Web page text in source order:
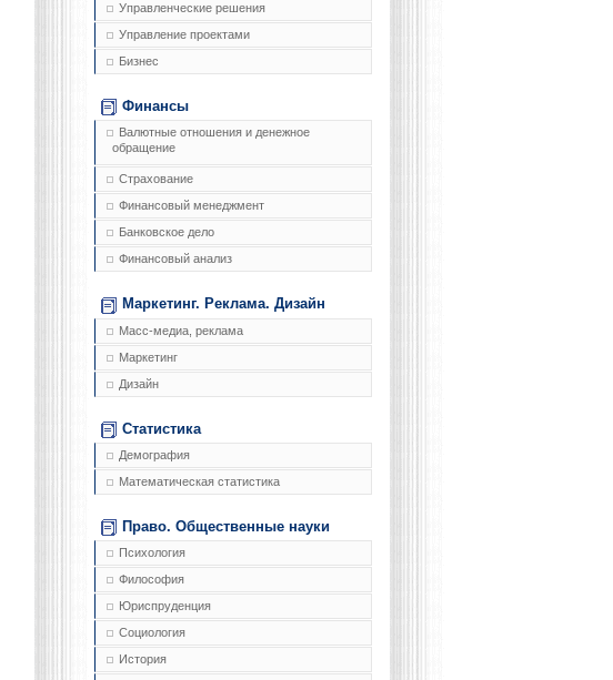
Управленческие решения
Управление проектами
Бизнес
Финансы
Валютные отношения и денежное
обращение
Страхование
Финансовый менеджмент
Банковское дело
Финансовый анализ
Маркетинг. Реклама. Дизайн
Масс-медиа, реклама
Маркетинг
Дизайн
Статистика
Демография
Математическая статистика
Право. Общественные науки
Психология
Философия
Юриспруденция
Социология
История